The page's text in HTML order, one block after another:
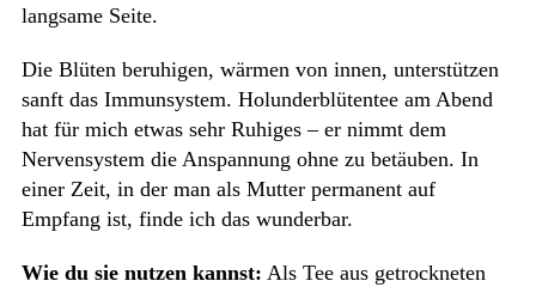
langsame Seite.
Die Blüten beruhigen, wärmen von innen, unterstützen
sanft das Immunsystem. Holunderblütentee am Abend
hat für mich etwas sehr Ruhiges – er nimmt dem
Nervensystem die Anspannung ohne zu betäuben. In
einer Zeit, in der man als Mutter permanent auf
Empfang ist, finde ich das wunderbar.
Wie du sie nutzen kannst: Als Tee aus getrockneten